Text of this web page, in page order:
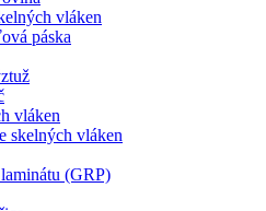
vláken
páska
vláken
skelných vláken
(GRP)